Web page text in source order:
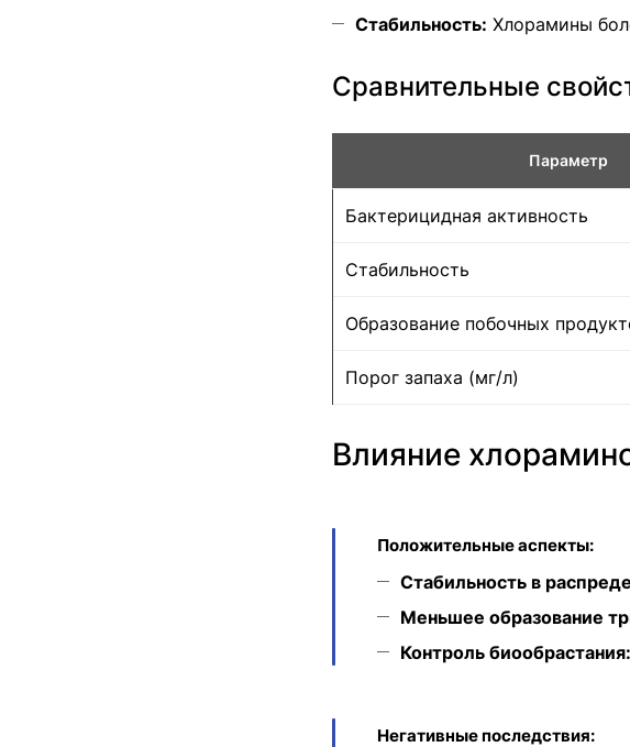
Стабильность: Хлорамины
Сравнительные
Параметр
Бактерицидная активность
Стабильность
Образование побочных
Порог запаха (мг/л)
Влияние
Положительные аспекты:
Стабильность в
Меньшее образование
Контроль биообрастания:
Негативные последствия: